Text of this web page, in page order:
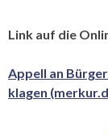
Link auf die
Appell an
klagen